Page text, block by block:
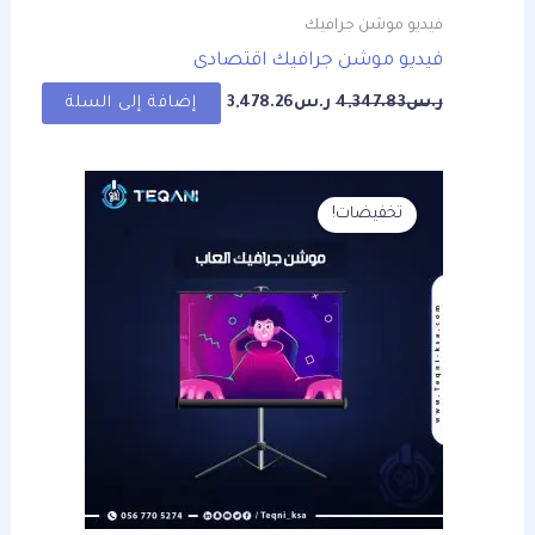
فيديو موشن جرافيك
فيديو موشن جرافيك اقتصادى
ر.س4,347.83 ر.س3,478.26 إضافة إلى السلة
تخفيضات!
الأصلي
هو:
ر.س4,347.83.
الحالي
ر.س3,478.26.